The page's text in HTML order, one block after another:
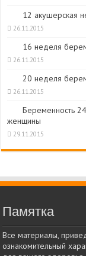
12 акушерская
26.11.2015
16 неделя
26.11.2015
20 неделя
26.11.2015
Беременность
женщины
29.11.2015
Памятка
Все материалы,
ознакомительный